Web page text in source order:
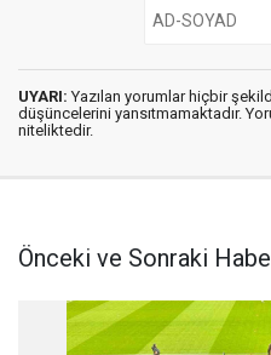
UYARI: Yazılan yorumlar hiçbir
düşüncelerini yansıtmamaktadır.
niteliktedir.
Önceki ve Sonraki